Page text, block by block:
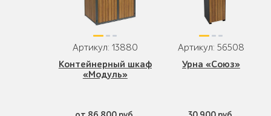
Артикул: 13880
Контейнерный шкаф
«Модуль»
Артикул: 56508
Урна «Союз»